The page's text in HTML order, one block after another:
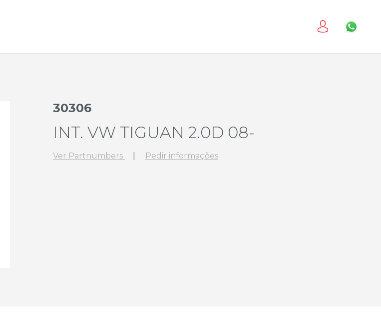
30306
INT. VW TIGUAN 2.0D 08-
Ver Partnumbers Pedir informações